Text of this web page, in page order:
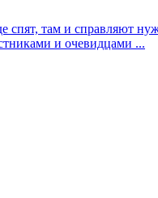
спят, там и справляют
и очевидцами ...